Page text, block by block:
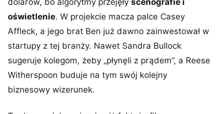
dolarów, bo algorytmy przejęły scenografie i
oświetlenie. W projekcie macza palce Casey
Affleck, a jego brat Ben już dawno zainwestował w
startupy z tej branży. Nawet Sandra Bullock
sugeruje kolegom, żeby „płynęli z prądem”, a Reese
Witherspoon buduje na tym swój kolejny
biznesowy wizerunek.